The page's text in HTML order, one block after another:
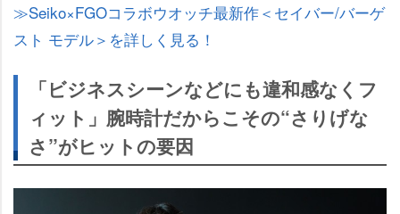
Seiko×FGOコラボウオッチ最新作＜セイバー/バーゲ
スト モデル＞を詳しく見る！
「ビジネスシーンなどにも違和感なくフ
ィット」腕時計だからこその“さりげな
さ”がヒットの要因